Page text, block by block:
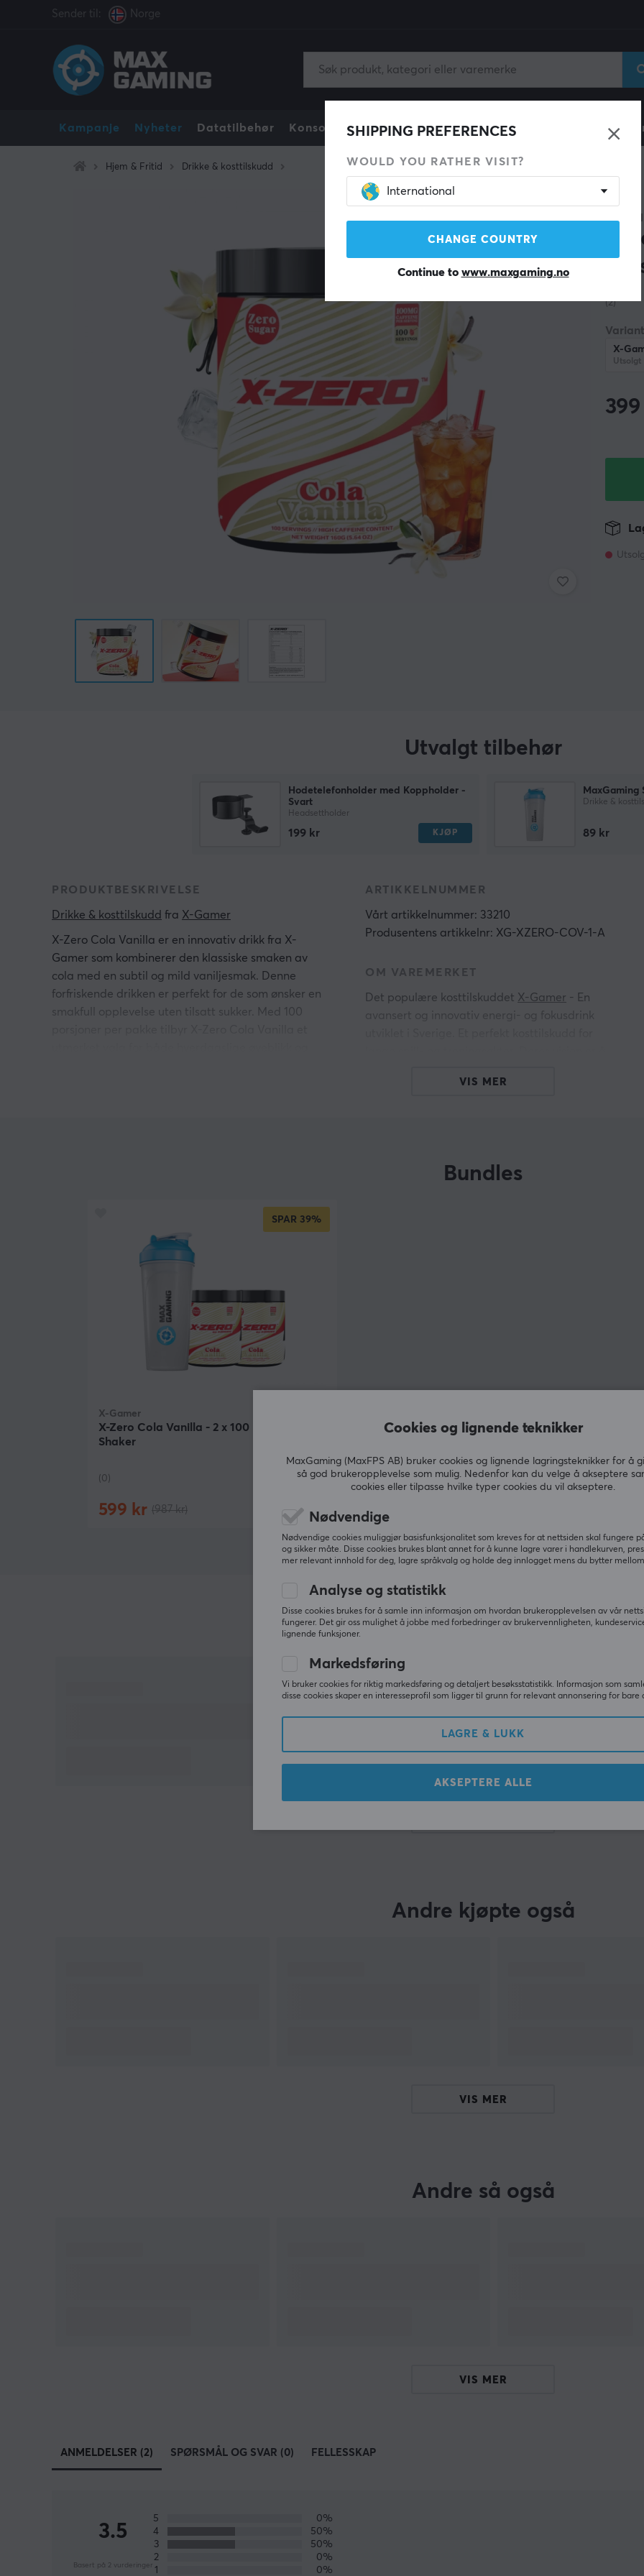
Sender til: Norge
Kampanje Nyheter Datatilbehør Konsoll Gamingstol Mobiltilbehør
SHIPPING PREFERENCES
WOULD YOU RATHER VISIT?
International
CHANGE COUNTRY
Continue to www.maxgaming.no
Hjem & Fritid Drikke & kosttilskudd
X-
X-
(2)
X-
Utsolgt
399
Utvalgt tilbehør
Hodetelefonholder med Koppholder -
Svart
Headsettholder
199 kr KJØP
MaxGaming
Drikke &
89 kr
PRODUKTBESKRIVELSE
Drikke & kosttilskudd fra X-Gamer
X-Zero Cola Vanilla er en innovativ drikk fra X-
Gamer som kombinerer den klassiske smaken av
cola med en subtil og mild vaniljesmak. Denne
forfriskende drikken er perfekt for de som ønsker en
smakfull opplevelse uten tilsatt sukker. Med 100
koffeininnholdet på 100 mg per porsjon, som gir et
smaken. Den er den perfekte følgesvenn for en aktiv
livsstil, enten det er spilløkter, trening eller sosiale
passer denne drikken for mange og er raskt i ferd
med å bli en favoritt blant unge voksne og
spillentusiaster. Velg X-Zero Cola Vanilla for en
deilig kullsyreholdig drikk som gir deg energi og
forfriskning uten unødvendige kalorier. Oppdag
forskjellen i dag og nyt hver slurk til fulle!
Hei!
Jeg er en oversettelsesrobot på MaxGaming og jeg
ARTIKKELNUMMER
Vårt artikkelnummer: 33210
Produsentens artikkelnr: XG-XZERO-COV-1-A
OM VAREMERKET
Det populære kosttilskuddet X-Gamer - En
gjennom forbedret energi, utholdenhet, fokus og
X-Gamer
til alle våre kunder og
VIS MER
Bundles
SPAR 39%
X-Gamer
X-Zero Cola Vanilla - 2 x 100 Porsjoner +
Shaker
(0)
599 kr (987 kr) Utsolgt
Relaterte produkter
Andre kjøpte også
VIS MER
Andre så også
VIS MER
ANMELDELSER (2) SPØRSMÅL OG SVAR (0) FELLESSKAP
3.5
Basert på 2 vurderinger
5
0%
4
50%
3
50%
2
0%
1
0%
Cookies og lignende teknikker
MaxGaming (MaxFPS AB) bruker cookies og lignende lagringsteknikker for å
så god brukeropplevelse som mulig. Nedenfor kan du velge å akseptere
cookies eller tilpasse hvilke typer cookies du vil akseptere.
Nødvendige
Nødvendige cookies muliggjør basisfunksjonalitet som kreves for at nettsiden skal fungere
og sikker måte. Disse cookies brukes blant annet for å kunne lagre varer i handlekurven,
mer relevant innhold for deg, lagre språkvalg og holde deg innlogget mens du bytter
Analyse og statistikk
Disse cookies brukes for å samle inn informasjon om hvordan brukeropplevelsen av vår
fungerer. Det gir oss mulighet å jobbe med forbedringer av brukervennligheten,
lignende funksjoner.
Markedsføring
Vi bruker cookies for riktig markedsføring og detaljert besøksstatistikk. Informasjon som
disse cookies skaper en interesseprofil som ligger til grunn for relevant annonsering for bare
LAGRE & LUKK
AKSEPTERE ALLE